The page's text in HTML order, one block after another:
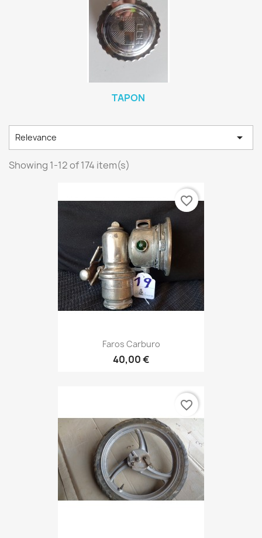
TAPON
Relevance 
Showing 1-12 of 174 item(s)
Faros Carburo
40,00 €
favorite_border
favorite_border